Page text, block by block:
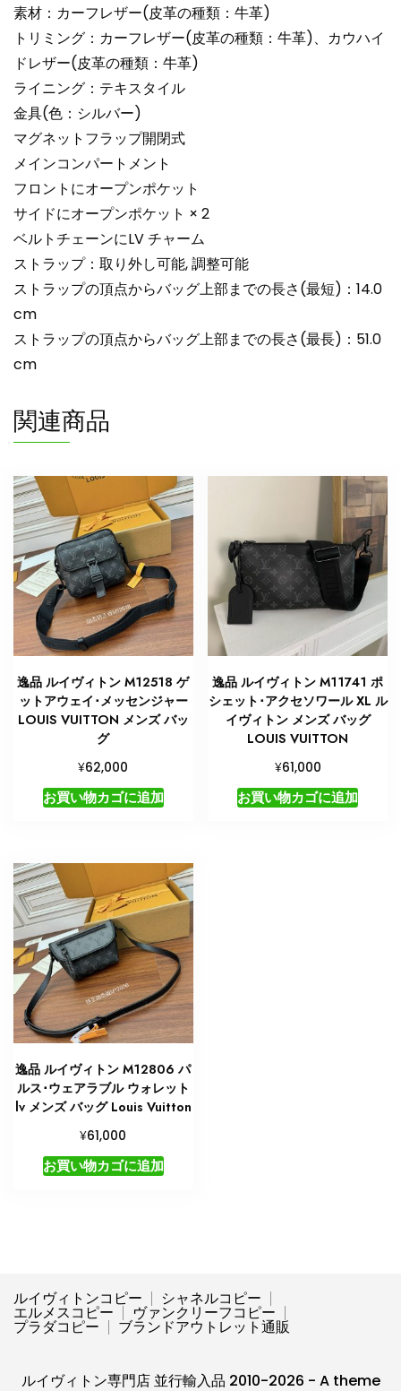
素材：カーフレザー(皮革の種類：牛革)
トリミング：カーフレザー(皮革の種類：牛革)、カウハイ
ドレザー(皮革の種類：牛革)
ライニング：テキスタイル
金具(色：シルバー)
マグネットフラップ開閉式
メインコンパートメント
フロントにオープンポケット
サイドにオープンポケット × 2
ベルトチェーンにLV チャーム
ストラップ：取り外し可能, 調整可能
ストラップの頂点からバッグ上部までの長さ(最短)：14.0
cm
ストラップの頂点からバッグ上部までの長さ(最長)：51.0
cm
関連商品
逸品 ルイヴィトン M12518 ゲ
ットアウェイ･メッセンジャー
LOUIS VUITTON メンズ バッ
グ
¥62,000
お買い物カゴに追加
逸品 ルイヴィトン M11741 ポ
シェット･アクセソワール XL ル
イヴィトン メンズ バッグ
LOUIS VUITTON
¥61,000
お買い物カゴに追加
逸品 ルイヴィトン M12806 パ
ルス･ウェアラブル ウォレット
lv メンズ バッグ Louis Vuitton
¥61,000
お買い物カゴに追加
ルイヴィトンコピー シャネルコピー
エルメスコピー ヴァンクリーフコピー
プラダコピー ブランドアウトレット通販
ルイヴィトン専門店 並行輸入品 2010-2026 - A theme